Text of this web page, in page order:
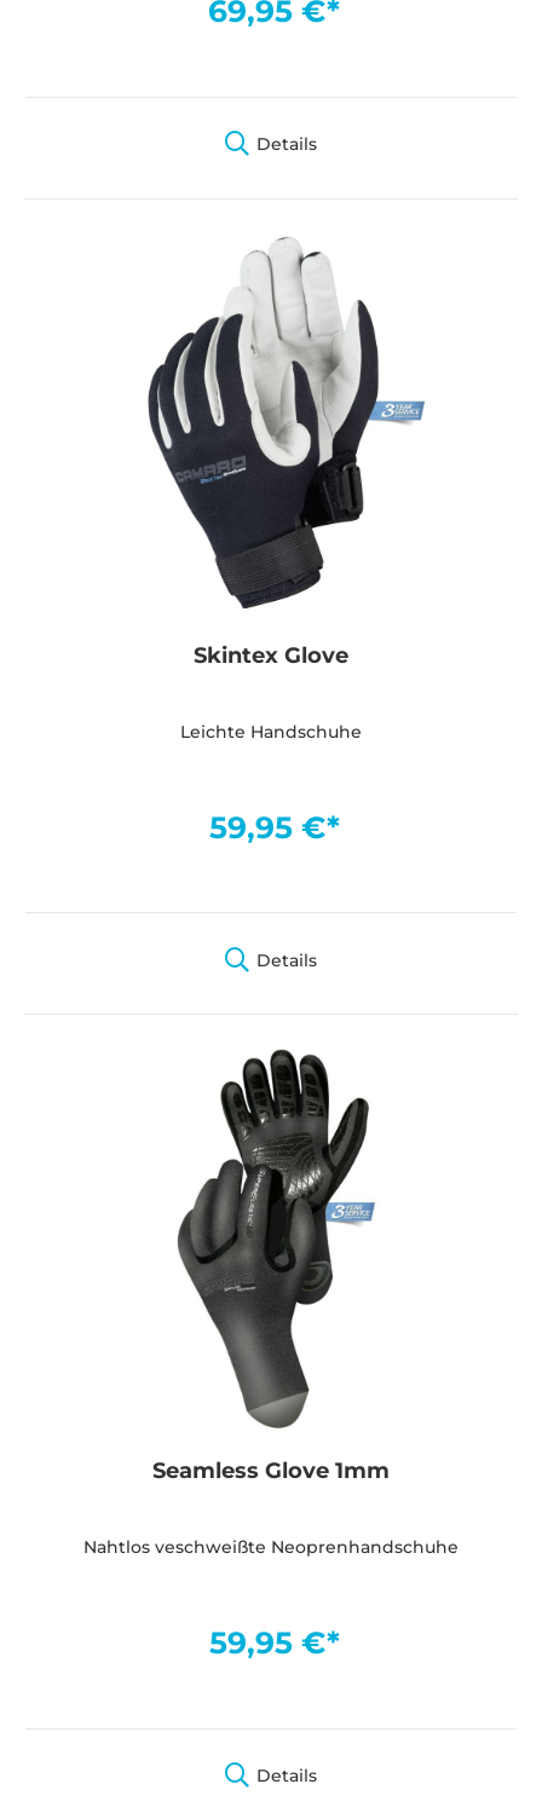
69,95 €*
Details
Skintex Glove
Leichte Handschuhe
59,95 €*
Details
Seamless Glove 1mm
Nahtlos veschweißte Neoprenhandschuhe
59,95 €*
Details